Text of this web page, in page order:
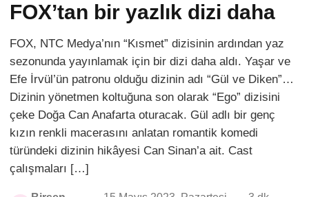
FOX’tan bir yazlık dizi daha
FOX, NTC Medya’nın “Kısmet” dizisinin ardından yaz
sezonunda yayınlamak için bir dizi daha aldı. Yaşar ve
Efe İrvül’ün patronu olduğu dizinin adı “Gül ve Diken”…
Dizinin yönetmen koltuğuna son olarak “Ego” dizisini
çeke Doğa Can Anafarta oturacak. Gül adlı bir genç
kızın renkli macerasını anlatan romantik komedi
türündeki dizinin hikâyesi Can Sinan’a ait. Cast
çalışmaları […]